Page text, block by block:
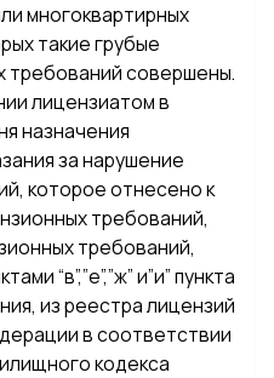
многоквартирных
такие грубые
требований совершены.
лицензиатом в
назначения
за нарушение
которое отнесено к
требований,
требований,
“в”,”е”,”ж” и”и” пункта
из реестра лицензий
в соответствии
кодекса